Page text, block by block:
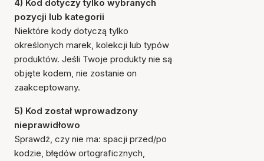
4) Kod dotyczy tylko wybranych
pozycji lub kategorii
Niektóre kody dotyczą tylko
określonych marek, kolekcji lub typów
produktów. Jeśli Twoje produkty nie są
objęte kodem, nie zostanie on
zaakceptowany.
5) Kod został wprowadzony
nieprawidłowo
Sprawdź, czy nie ma: spacji przed/po
kodzie, błędów ortograficznych,